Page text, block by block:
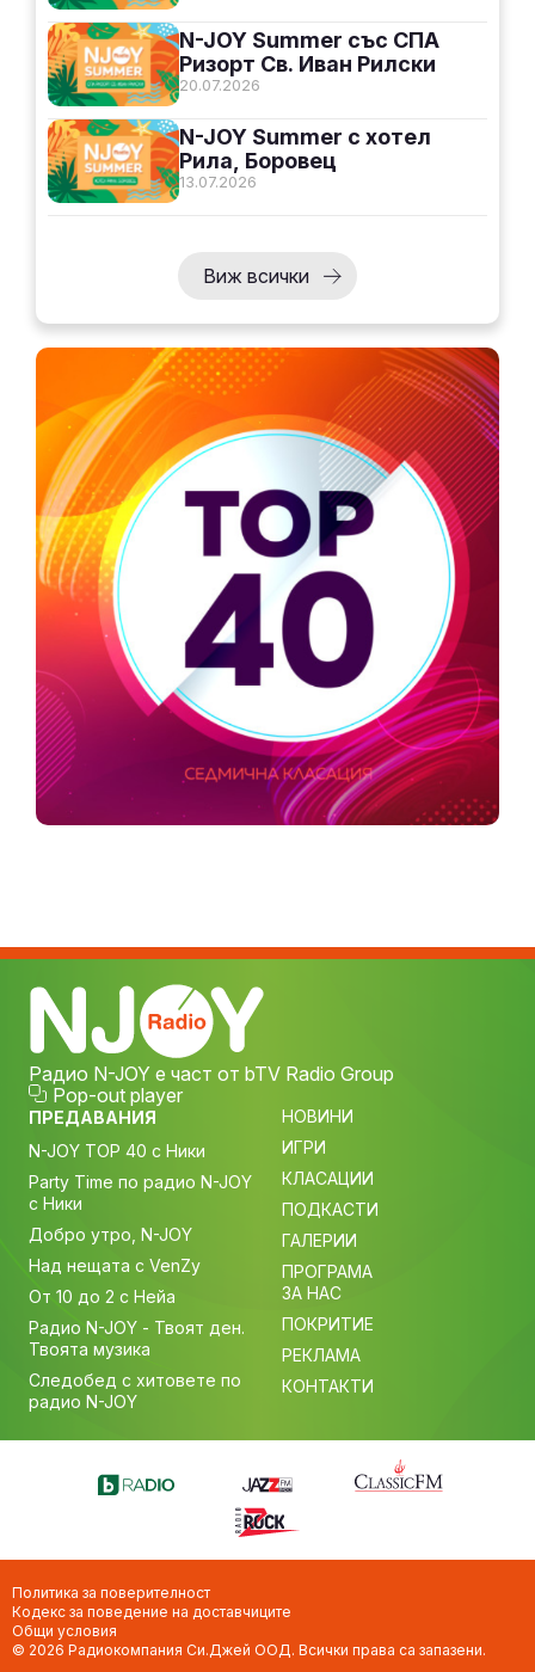
20.07.2026
N-JOY Summer със СПА
Ризорт Св. Иван Рилски
13.07.2026
N-JOY Summer с хотел
Рила, Боровец
Виж всички
Радио N-JOY е част от bTV Radio Group
Pop-out player
ПРЕДАВАНИЯ
N-JOY TOP 40 с Ники
Party Time по радио N-JOY
с Ники
Добро утро, N-JOY
Над нещата с VenZy
От 10 до 2 с Нейа
Радио N-JOY - Твоят ден.
Твоята музика
Следобед с хитовете по
радио N-JOY
НОВИНИ
ИГРИ
КЛАСАЦИИ
ПОДКАСТИ
ГАЛЕРИИ
ПРОГРАМА
ЗА НАС
ПОКРИТИЕ
РЕКЛАМА
КОНТАКТИ
Политика за поверителност
Кодекс за поведение на доставчиците
Общи условия
© 2026 Радиокомпания Си.Джей ООД. Всички права са запазени.